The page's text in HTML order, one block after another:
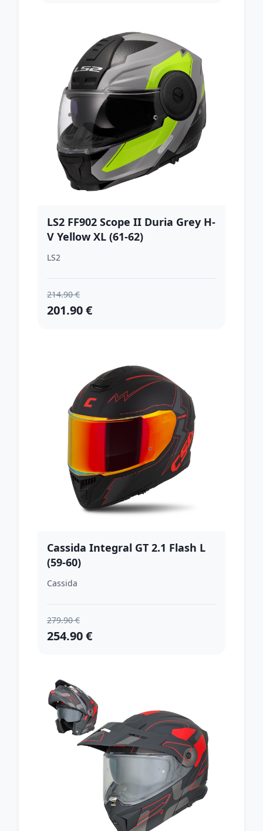
LS2 FF902 Scope II Duria Grey H-
V Yellow XL (61-62)
LS2
214.90 €
201.90 €
Cassida Integral GT 2.1 Flash L
(59-60)
Cassida
279.90 €
254.90 €